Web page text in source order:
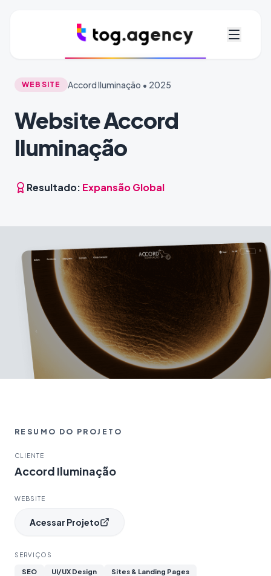
WEBSITE Accord Iluminação • 2025
Website Accord
Iluminação
Resultado: Expansão Global
RESUMO DO PROJETO
CLIENTE
Accord Iluminação
WEBSITE
Acessar Projeto
SERVIÇOS
SEO UI/UX Design Sites & Landing Pages